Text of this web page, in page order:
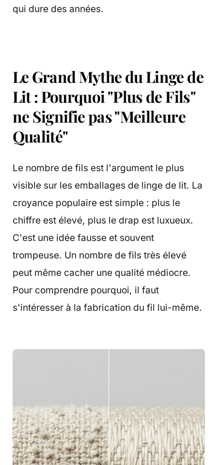
qui dure des années.
Le Grand Mythe du Linge de
Lit : Pourquoi "Plus de Fils"
ne Signifie pas "Meilleure
Qualité"
Le nombre de fils est l'argument le plus
visible sur les emballages de linge de lit. La
croyance populaire est simple : plus le
chiffre est élevé, plus le drap est luxueux.
C'est une idée fausse et souvent
trompeuse. Un nombre de fils très élevé
peut même cacher une qualité médiocre.
Pour comprendre pourquoi, il faut
s'intéresser à la fabrication du fil lui-même.